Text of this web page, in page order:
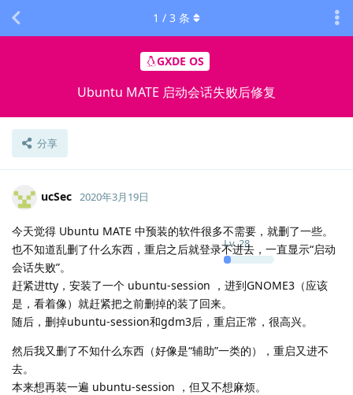
GXDE OS
Ubuntu MATE 启动会话失败后修复
分享
1 / 3 条
ucSec
Lv.28
2020年3月19日
今天觉得 Ubuntu MATE 中预装的软件很多不需要，就删了一些。
也不知道乱删了什么东西，重启之后就登录不进去，一直显示“启动
会话失败”。
赶紧进tty，安装了一个 ubuntu-session ，进到GNOME3（应该
是，看着像）就赶紧把之前删掉的装了回来。
随后，删掉ubuntu-session和gdm3后，重启正常，很高兴。
然后我又删了不知什么东西（好像是“辅助”一类的），重启又进不
去。
本来想再装一遍 ubuntu-session ，但又不想麻烦。